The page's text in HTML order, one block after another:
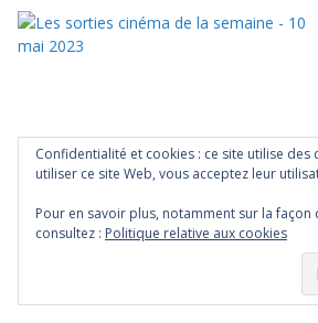
The Fabelmans (Steven Spielberg, 2023)
Confidentialité et cookies : ce site utilise des
utiliser ce site Web, vous acceptez leur
Pour en savoir plus, notamment sur la
consultez : Politique relative aux cookies